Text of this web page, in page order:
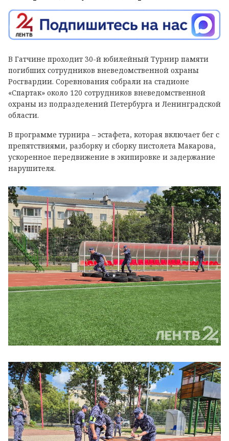
В Гатчине проходит 30-й юбилейный Турнир памяти
погибших сотрудников вневедомственной охраны
Росгвардии. Соревнования собрали на стадионе
«Спартак» около 120 сотрудников вневедомственной
охраны из подразделений Петербурга и Ленинградской
области.
В программе турнира – эстафета, которая включает бег с
препятствиями, разборку и сборку пистолета Макарова,
ускоренное передвижение в экипировке и задержание
нарушителя.